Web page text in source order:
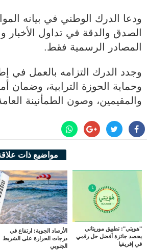
ودعا الدرك الوطني في بيانه
الصدق والدقة في تداول الأخبار
المصادر الرسمية فقط.
وجدد الدرك التزامه بالعمل في
وحماية الحوزة الترابية، وضمان
والمقيمين، وصون الطمأنينة
مواضيع ذات
"هويتي": تطبيق موريتاني
يحصد جائزة أفضل حل رقمي
في إفريقيا
الأرصاد الجوية: ارتفاع في
درجات الحرارة على الشريط
الجنوبي